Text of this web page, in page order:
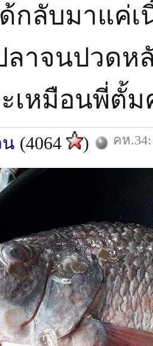
กลับมาแค่เ
ลาจนปวดห
ะเหมือนพี่ตั้
น (4064 ) คห.34: